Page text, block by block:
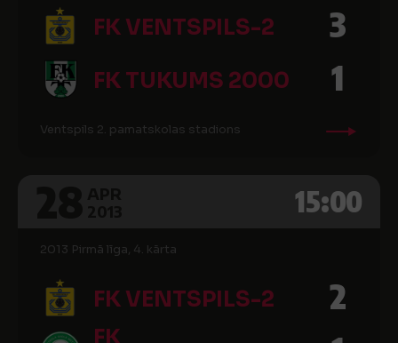
FK VENTSPILS-2 3
FK TUKUMS 2000 1
Ventspils 2. pamatskolas stadions
15:00
2013 Pirmā līga, 4. kārta
FK VENTSPILS-2 2
FK